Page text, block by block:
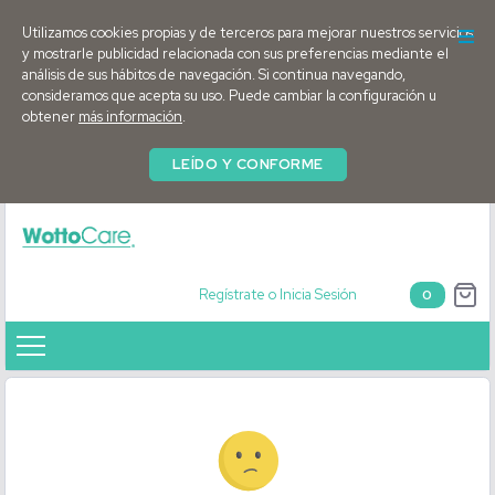
Utilizamos cookies propias y de terceros para mejorar nuestros servicios
y mostrarle publicidad relacionada con sus preferencias mediante el
análisis de sus hábitos de navegación. Si continua navegando,
consideramos que acepta su uso. Puede cambiar la configuración u
obtener más información.
LEÍDO Y CONFORME
Regístrate o Inicia Sesión 0